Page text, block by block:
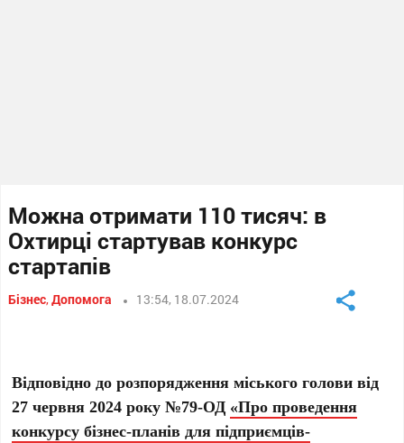
Можна отримати 110 тисяч: в
Охтирці стартував конкурс
стартапів
Бізнес,Допомога 13:54, 18.07.2024
Відповідно до розпорядження міського голови від
27 червня 2024 року №79-ОД «Про проведення
конкурсу бізнес-планів для підприємців-